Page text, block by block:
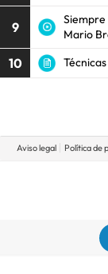
9
Siempre
Mario
10
Aviso legal Política de